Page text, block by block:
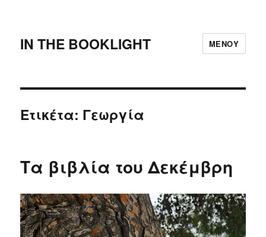
IN THE BOOKLIGHT ΜΕΝΟΎ
Ετικέτα: Γεωργία
Τα βιβλία του Δεκέμβρη